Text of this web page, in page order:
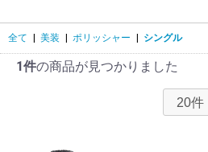
全て 美装 ポリッシャー シングル
1件の商品が見つかりました